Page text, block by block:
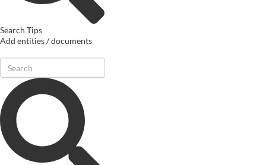
Search Tips
Add entities / documents